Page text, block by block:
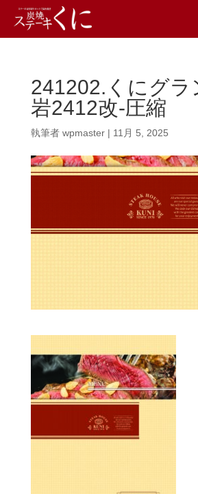
241202.くにグラ
岩2412改-圧縮
執筆者 wpmaster| 11月 5, 2025